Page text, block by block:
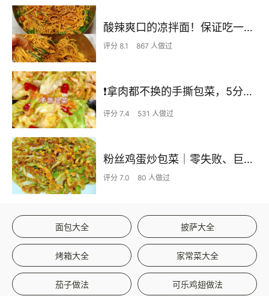
酸辣爽口的凉拌面！保证吃一次就上瘾
评分 8.1 867 人做过
❗拿肉都不换的手撕包菜，5分钟快手家常菜🔥
评分 7.4 531 人做过
粉丝鸡蛋炒包菜｜零失败、巨下饭
评分 7.0 80 人做过
面包大全 披萨大全
烤箱大全 家常菜大全
茄子做法 可乐鸡翅做法